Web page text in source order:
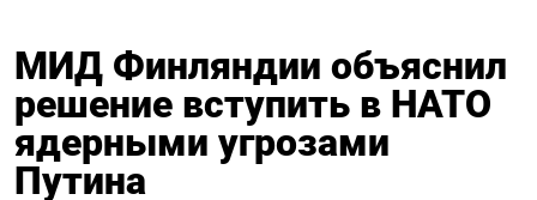
МИД Финляндии объяснил
решение вступить в НАТО
ядерными угрозами
Путина